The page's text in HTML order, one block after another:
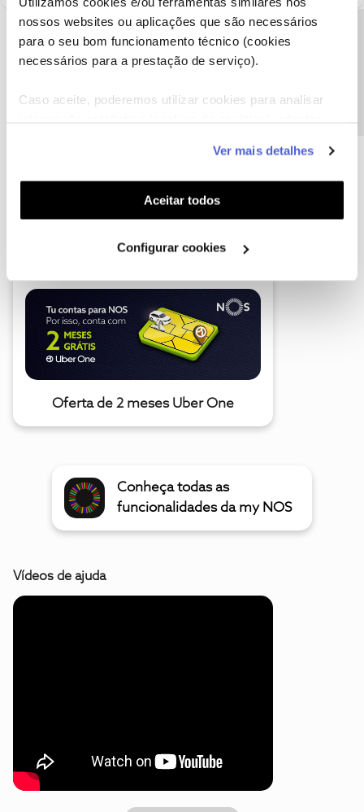
nossos websites ou aplicações que são necessários
para o seu bom funcionamento técnico (cookies
necessários para a prestação de serviço).
Caso aceite, poderemos utilizar cookies para analisar
funcionalidades (cookies de personalização e
funcionalidade) e adaptar anúncios aos seus interesses
(cookies de publicidade personalizada). Pode gerir a
utilização dos cookies clicando em "Configurar
Ver mais detalhes
Aceitar todos
Configurar cookies
A poupança que COMBINA
Oferta de 2 meses Uber One
Conheça todas as
funcionalidades da my NOS
Vídeos de ajuda